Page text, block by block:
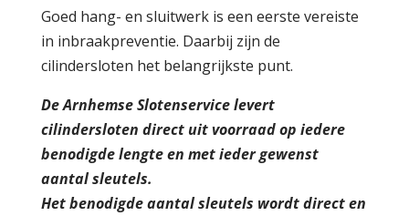
Goed hang- en sluitwerk is een eerste vereiste
in inbraakpreventie. Daarbij zijn de
cilindersloten het belangrijkste punt.
De Arnhemse Slotenservice levert
cilindersloten direct uit voorraad op iedere
benodigde lengte en met ieder gewenst
aantal sleutels.
Het benodigde aantal sleutels wordt direct en